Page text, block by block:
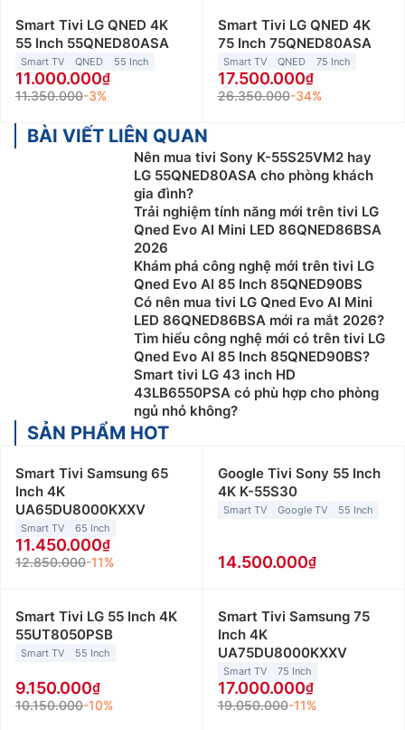
Smart Tivi LG QNED 4K
55 Inch 55QNED80ASA
Smart TV QNED 55 Inch
11.000.000
11.350.000-3%
Smart Tivi LG QNED 4K
75 Inch 75QNED80ASA
Smart TV QNED 75 Inch
17.500.000
26.350.000-34%
BÀI VIẾT LIÊN QUAN
Nên mua tivi Sony K-55S25VM2 hay
LG 55QNED80ASA cho phòng khách
gia đình?
Trải nghiệm tính năng mới trên tivi LG
Qned Evo AI Mini LED 86QNED86BSA
2026
Khám phá công nghệ mới trên tivi LG
Qned Evo AI 85 Inch 85QNED90BS
Có nên mua tivi LG Qned Evo AI Mini
LED 86QNED86BSA mới ra mắt 2026?
Tìm hiểu công nghệ mới có trên tivi LG
Qned Evo AI 85 Inch 85QNED90BS?
Smart tivi LG 43 inch HD
43LB6550PSA có phù hợp cho phòng
ngủ nhỏ không?
SẢN PHẨM HOT
Smart Tivi Samsung 65
Inch 4K
UA65DU8000KXXV
Smart TV 65 Inch
11.450.000
12.850.000-11%
Google Tivi Sony 55 Inch
4K K-55S30
Smart TV Google TV 55 Inch
14.500.000
Smart Tivi LG 55 Inch 4K
55UT8050PSB
Smart TV 55 Inch
9.150.000
10.150.000-10%
Smart Tivi Samsung 75
Inch 4K
UA75DU8000KXXV
Smart TV 75 Inch
17.000.000
19.050.000-11%